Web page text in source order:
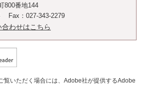
800番地144
Fax：027-343-2279
合わせはこちら
覧いただく場合には、Adobe社が提供するAdobe